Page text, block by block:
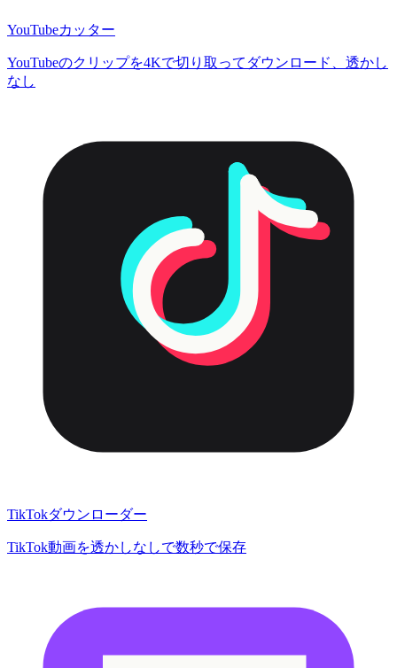
YouTubeカッター
YouTubeのクリップを4Kで切り取ってダウンロード、透かし
なし
TikTokダウンローダー
TikTok動画を透かしなしで数秒で保存